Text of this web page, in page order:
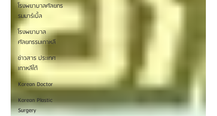
โรงพยาบาลศัลยกร
รมมาร์เบิ้ล
โรงพยาบาล
ศัลยกรรมเกาหลี
ข่าวสาร ประเทศ
เกาหลีใต้
Korean Doctor
Korean Plastic
Surgery